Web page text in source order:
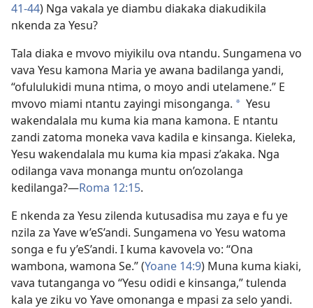
41-​44) Nga vakala ye diambu diakaka diakudikila
nkenda za Yesu?
Tala diaka e mvovo miyikilu ova ntandu. Sungamena vo
vava Yesu kamona Maria ye awana badilanga yandi,
“ofululukidi muna ntima, o moyo andi utelamene.” E
mvovo miami ntantu zayingi misonganga. * Yesu
wakendalala mu kuma kia mana kamona. E ntantu
zandi zatoma moneka vava kadila e kinsanga. Kieleka,
Yesu wakendalala mu kuma kia mpasi z’akaka. Nga
odilanga vava monanga muntu on’ozolanga
kedilanga?​—⁠Roma 12:15.
E nkenda za Yesu zilenda kutusadisa mu zaya e fu ye
nzila za Yave w’eS’andi. Sungamena vo Yesu watoma
songa e fu y’eS’andi. I kuma kavovela vo: “Ona
wambona, wamona Se.” (Yoane 14:⁠9) Muna kuma kiaki,
vava tutanganga vo “Yesu odidi e kinsanga,” tulenda
kala ye ziku vo Yave omonanga e mpasi za selo yandi.